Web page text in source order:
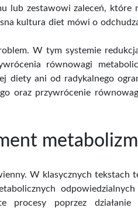
lub zestawowi zaleceń, które
kultura diet mówi o
W tym systemie
równowagi
diety ani od radykalnego
oraz przywrócenie
W klasycznych tekstach
procesy poprzez